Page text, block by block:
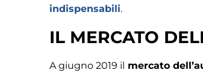
indispensabili.
IL MERCATO
A giugno 2019 il mercato